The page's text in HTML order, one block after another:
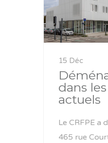
15 Déc
dans
actuels
Le CRFPE a
465 rue